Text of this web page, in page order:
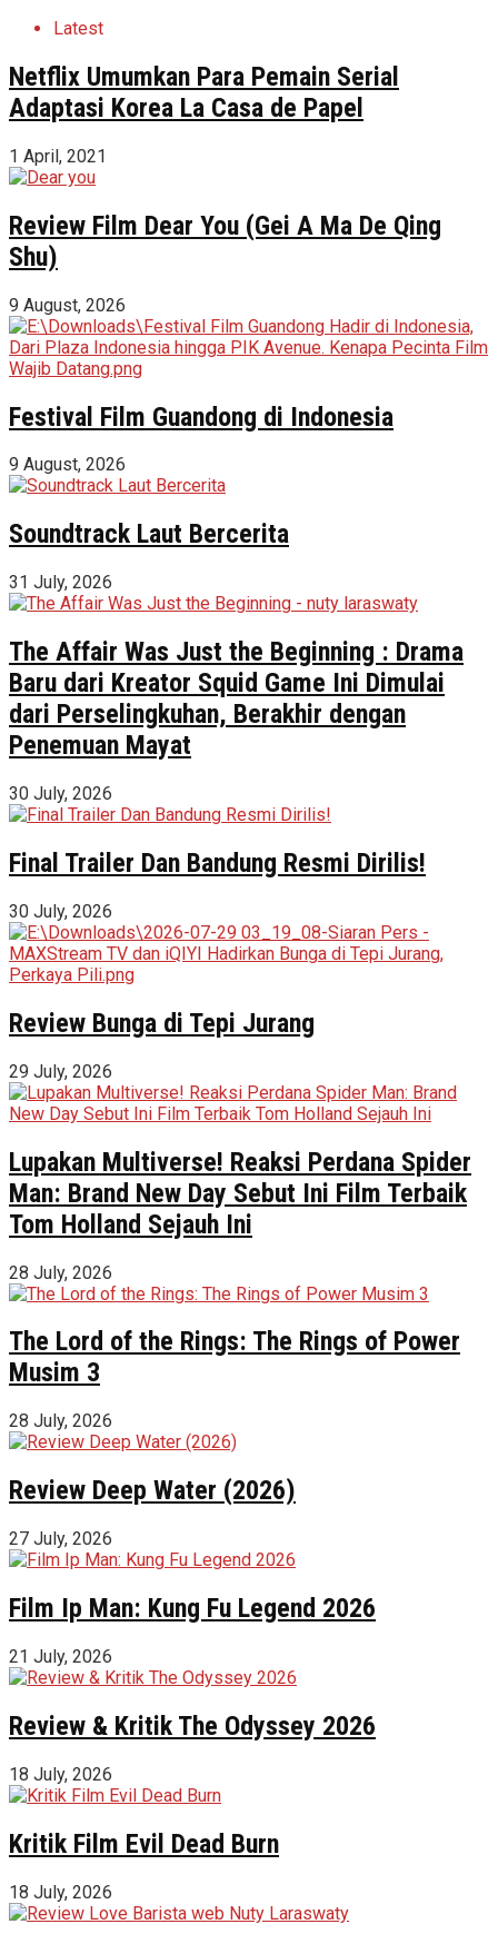
Latest
Netflix Umumkan Para Pemain Serial
Adaptasi Korea La Casa de Papel
1 April, 2021
Review Film Dear You (Gei A Ma De Qing
Shu)
9 August, 2026
Festival Film Guandong di Indonesia
9 August, 2026
Soundtrack Laut Bercerita
31 July, 2026
The Affair Was Just the Beginning : Drama
Baru dari Kreator Squid Game Ini Dimulai
dari Perselingkuhan, Berakhir dengan
Penemuan Mayat
30 July, 2026
Final Trailer Dan Bandung Resmi Dirilis!
30 July, 2026
Review Bunga di Tepi Jurang
29 July, 2026
Lupakan Multiverse! Reaksi Perdana Spider
Man: Brand New Day Sebut Ini Film Terbaik
Tom Holland Sejauh Ini
28 July, 2026
The Lord of the Rings: The Rings of Power
Musim 3
28 July, 2026
Review Deep Water (2026)
27 July, 2026
Film Ip Man: Kung Fu Legend 2026
21 July, 2026
Review & Kritik The Odyssey 2026
18 July, 2026
Kritik Film Evil Dead Burn
18 July, 2026